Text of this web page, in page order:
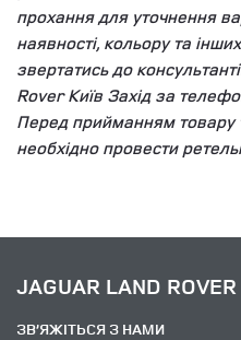
прохання для уточнення
наявності, кольору та
звертатись до
Rover Київ Захід за
Перед прийманням товару
необхідно провести
JAGUAR LAND
ЗВ’ЯЖІТЬСЯ З НАМИ